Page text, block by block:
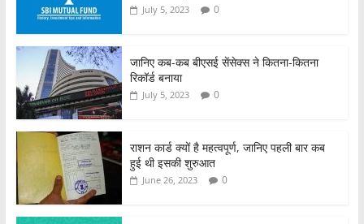
July 5, 2023 0
जानिए कब-कब बीएसई सेंसेक्स ने कितना-कितना
रिकॉर्ड बनाया
July 5, 2023 0
राशन कार्ड क्यों है महत्वपूर्ण, जानिए पहली बार कब
हुई थी इसकी शुरुआत
June 26, 2023 0